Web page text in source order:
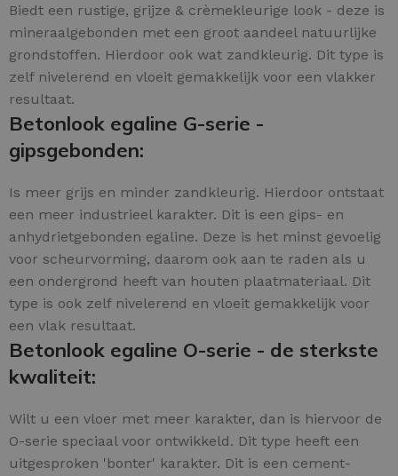
Biedt een rustige, grijze & crèmekleurige look - deze is
mineraalgebonden met een groot aandeel natuurlijke
grondstoffen. Hierdoor ook wat zandkleurig. Dit type is
zelf nivelerend en vloeit gemakkelijk voor een vlakker
resultaat.
Betonlook egaline G-serie -
gipsgebonden:
Is meer grijs en minder zandkleurig. Hierdoor ontstaat
een meer industrieel karakter. Dit is een gips- en
anhydrietgebonden egaline. Deze is het minst gevoelig
voor scheurvorming, daarom ook aan te raden als u
een ondergrond heeft van houten plaatmateriaal. Dit
type is ook zelf nivelerend en vloeit gemakkelijk voor
een vlak resultaat.
Betonlook egaline O-serie - de sterkste
kwaliteit:
Wilt u een vloer met meer karakter, dan is hiervoor de
O-serie speciaal voor ontwikkeld. Dit type heeft een
uitgesproken 'bonter' karakter. Dit is een cement-